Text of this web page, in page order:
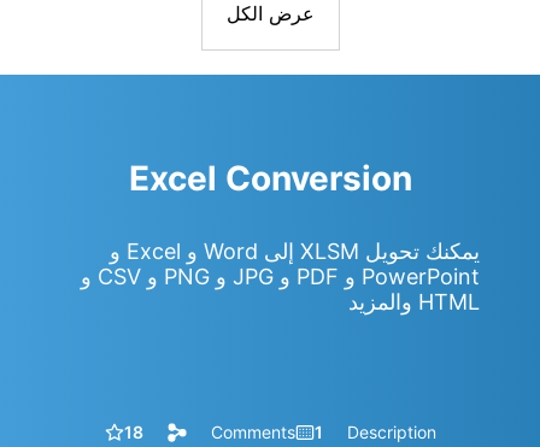
عرض الكل
Excel Conversion
يمكنك تحويل XLSM إلى Word و Excel و
PowerPoint و PDF و JPG و PNG و CSV و
HTML والمزيد
Description
1
Comments
18